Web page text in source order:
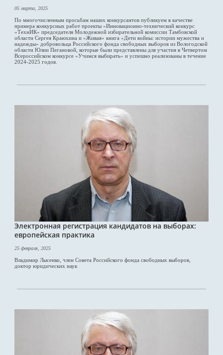
05 марта, 2025
По многочисленным просьбам наших конкурсантов публикуем в качестве
примера конкурсных работ проекты «Инновационно-технический конкурс
«ТехнИК» председателя Молодежной избирательной комиссии Тамбовской
области Сергея Краюхина и «Живая» книга «Дети войны: истории мужества и
надежды» добровольца Российского фонда свободных выборов из Вологодской
области Юлии Пегановой, которые были представлены для участия в Четвертом
Всероссийском конкурсе «Учимся выбирать» и успешно реализованы в течение
2024-2025 годов.
Электронная регистрация кандидатов на выборах:
европейская практика
25 февраля, 2025
Владимир Лысенко, член Совета Российского фонда свободных выборов,
доктор юридических наук